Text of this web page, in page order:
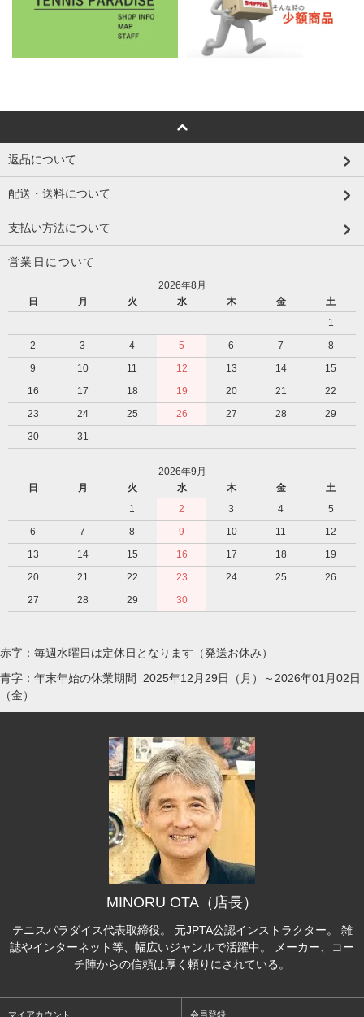
返品について
配送・送料について
支払い方法について
営業日について
2026年8月
日
月 火 水 木 金
土
1
2
3 4 5 6 7
8
9
10 11 12 13 14
15
16
17 18 19 20 21
22
23
24 25 26 27 28
29
30
31
2026年9月
日
月 火 水 木 金
土
1
2 3 4
5
6
7 8 9 10 11
12
13
14 15 16 17 18
19
20
21 22 23 24 25
26
27
28 29 30
赤字：毎週水曜日は定休日となります（発送お休み）
青字：年末年始の休業期間 2025年12月29日（月）～2026年01月02日
（金）
MINORU OTA（店長）
テニスパラダイス代表取締役。 元JPTA公認インストラクター。 雑
誌やインターネット等、幅広いジャンルで活躍中。 メーカー、コー
チ陣からの信頼は厚く頼りにされている。
マイアカウント 会員登録